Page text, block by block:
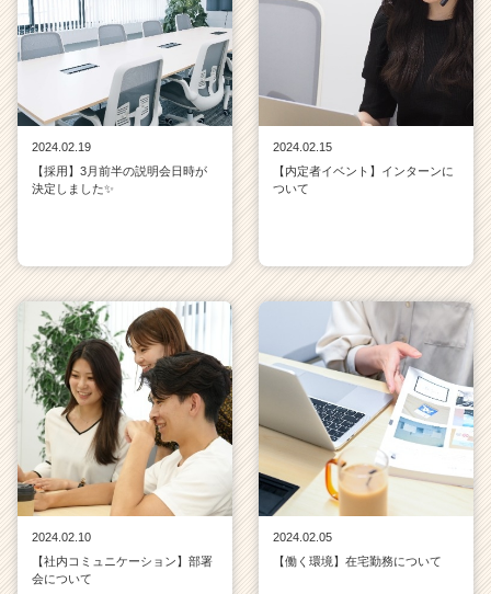
2024.02.19
【採用】3月前半の説明会日時が
決定しました✨
2024.02.15
【内定者イベント】インターンに
ついて
2024.02.10
【社内コミュニケーション】部署
会について
2024.02.05
【働く環境】在宅勤務について